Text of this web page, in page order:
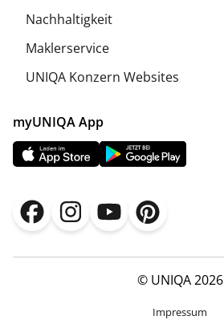
Nachhaltigkeit
Maklerservice
UNIQA Konzern Websites
myUNIQA App
© UNIQA 2026
Impressum